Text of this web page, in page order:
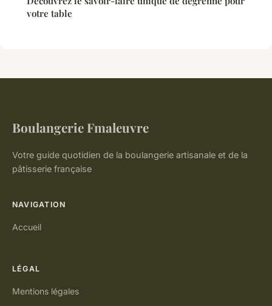
votre table
Boulangerie Fmaleuvre
Votre guide quotidien de la boulangerie artisanale et de la
pâtisserie française
NAVIGATION
Accueil
LÉGAL
Mentions légales